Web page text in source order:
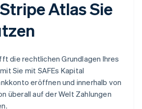
Atlas Sie
die rechtlichen Grundlagen Ihres
Sie mit SAFEs Kapital
eröffnen und innerhalb von
überall auf der Welt Zahlungen